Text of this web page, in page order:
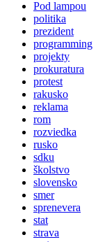
Pod lampou
politika
prezident
programming
projekty
prokuratura
protest
rakusko
reklama
rom
rozviedka
rusko
sdku
školstvo
slovensko
smer
sprenevera
stat
strava